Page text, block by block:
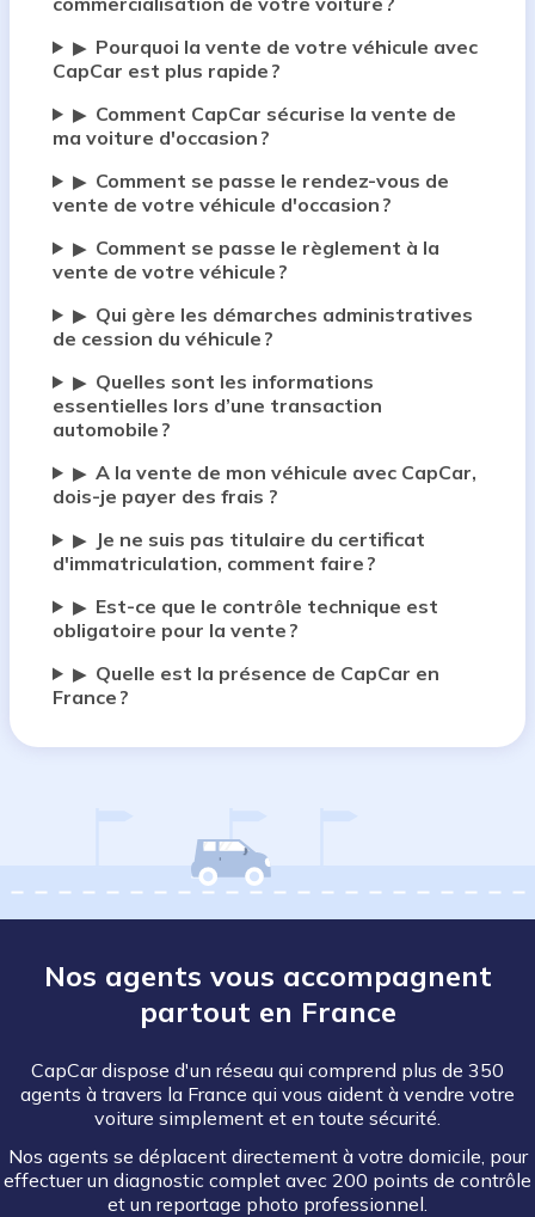
▶ Pourquoi la vente de votre véhicule avec
CapCar est plus rapide ?
▶ Comment CapCar sécurise la vente de
ma voiture d'occasion ?
▶ Comment se passe le rendez-vous de
vente de votre véhicule d'occasion ?
▶ Comment se passe le règlement à la
vente de votre véhicule ?
▶ Qui gère les démarches administratives
de cession du véhicule ?
▶ Quelles sont les informations
essentielles lors d’une transaction
automobile ?
▶ A la vente de mon véhicule avec CapCar,
dois-je payer des frais ?
▶
Je ne suis pas titulaire du certificat
d'immatriculation, comment faire ?
▶ Est-ce que le contrôle technique est
obligatoire pour la vente ?
▶ Quelle est la présence de CapCar en
France ?
Nos agents vous accompagnent
partout en France
CapCar dispose d'un réseau qui comprend plus de 350
agents à travers la France qui vous aident à vendre votre
voiture simplement et en toute sécurité.
Nos agents se déplacent directement à votre domicile, pour
effectuer un diagnostic complet avec 200 points de contrôle
et un reportage photo professionnel.